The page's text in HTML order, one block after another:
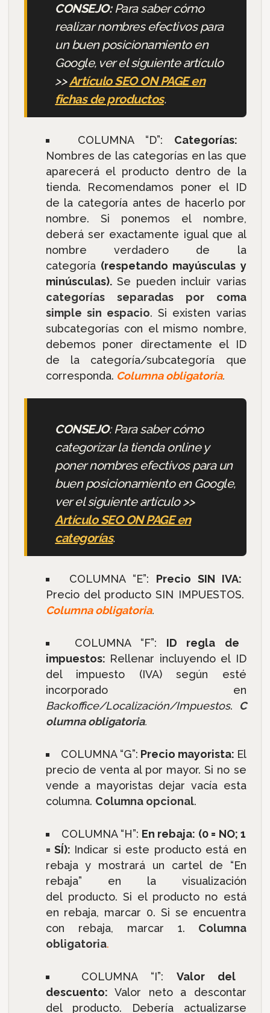
CONSEJO:Para saber cómo
realizar nombres efectivos para
un buen posicionamiento en
Google, ver el siguiente artículo
>>Artículo SEO ON PAGE en
fichas de productos.
COLUMNA “D”: Categorías:
Nombres de las categorías en las que
aparecerá el producto dentro de la
tienda. Recomendamos poner el ID
de la categoría antes de hacerlo por
nombre. Si ponemos el nombre,
deberá ser exactamente igual que al
nombre verdadero de la
categoría (respetando mayúsculas y
minúsculas).Se pueden incluir varias
categorías separadas por coma
simple sin espacio. Si existen varias
subcategorías con el mismo nombre,
debemos poner directamente el ID
de la categoría/subcategoría que
corresponda. Columna obligatoria.
CONSEJO: Para saber cómo
categorizar la tienda online y
poner nombres efectivos para un
buen posicionamiento en Google,
ver el siguiente artículo >>
Artículo SEO ON PAGE en
categorías.
COLUMNA “E”: Precio SIN IVA:
Precio del producto SIN IMPUESTOS.
Columna obligatoria.
COLUMNA “F”: ID regla de
impuestos: Rellenar incluyendo el ID
del impuesto (IVA) según esté
incorporado en
Backoffice/Localización/Impuestos.
C
olumna obligatoria.
COLUMNA “G”: Precio mayorista: El
precio de venta al por mayor. Si no se
vende a mayoristas dejar vacía esta
columna. Columna opcional.
COLUMNA “H”: En rebaja: (0 = NO; 1
= SÍ): Indicar si este producto está en
rebaja y mostrará un cartel de “En
rebaja” en la visualización
del producto. Si el producto no está
en rebaja, marcar 0. Si se encuentra
con rebaja, marcar 1.
Columna
obligatoria.
COLUMNA “I”:Valor del
descuento: Valor neto a descontar
del producto. Debería actualizarse